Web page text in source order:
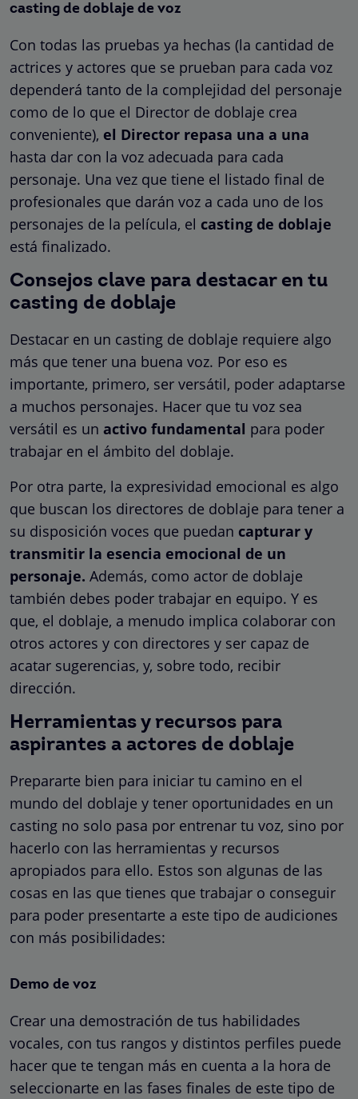
casting de doblaje de voz
Con todas las pruebas ya hechas (la cantidad de
actrices y actores que se prueban para cada voz
dependerá tanto de la complejidad del personaje
como de lo que el Director de doblaje crea
conveniente), el Director repasa una a una
hasta dar con la voz adecuada para cada
personaje. Una vez que tiene el listado final de
profesionales que darán voz a cada uno de los
personajes de la película, el casting de doblaje
está finalizado.
Consejos clave para destacar en tu
casting de doblaje
Destacar en un casting de doblaje requiere algo
más que tener una buena voz. Por eso es
importante, primero, ser versátil, poder adaptarse
a muchos personajes. Hacer que tu voz sea
versátil es un activo fundamental para poder
trabajar en el ámbito del doblaje.
Por otra parte, la expresividad emocional es algo
que buscan los directores de doblaje para tener a
su disposición voces que puedan capturar y
transmitir la esencia emocional de un
personaje. Además, como actor de doblaje
también debes poder trabajar en equipo. Y es
que, el doblaje, a menudo implica colaborar con
otros actores y con directores y ser capaz de
acatar sugerencias, y, sobre todo, recibir
dirección.
Herramientas y recursos para
aspirantes a actores de doblaje
Prepararte bien para iniciar tu camino en el
mundo del doblaje y tener oportunidades en un
casting no solo pasa por entrenar tu voz, sino por
hacerlo con las herramientas y recursos
apropiados para ello. Estos son algunas de las
cosas en las que tienes que trabajar o conseguir
para poder presentarte a este tipo de audiciones
con más posibilidades:
Demo de voz
Crear una demostración de tus habilidades
vocales, con tus rangos y distintos perfiles puede
hacer que te tengan más en cuenta a la hora de
seleccionarte en las fases finales de este tipo de